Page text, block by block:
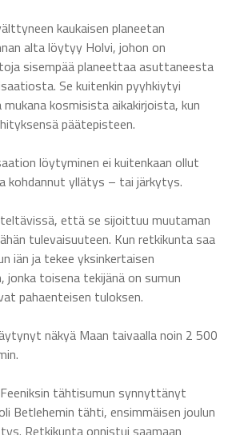
kaukaisen planeetan
alta löytyy Holvi, johon on
sisempää planeettaa asuttaneesta
Se kuitenkin pyyhkiytyi
kosmisista aikakirjoista, kun
päätepisteen.
löytyminen ei kuitenkaan ollut
kohdannut yllätys – tai järkytys.
että se sijoittuu muutaman
tulevaisuuteen. Kun retkikunta saa
iän ja tekee yksinkertaisen
jonka toisena tekijänä on sumun
pahaenteisen tuloksen.
näkyä Maan taivaalla noin 2 500
tähtisumun synnyttänyt
Betlehemin tähti, ensimmäisen joulun
Retkikunta onnistui saamaan